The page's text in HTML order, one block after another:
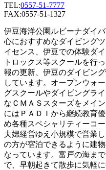
TEL:0557-51-7777
FAX:0557-51-1327
伊豆海洋公園ルビーナダイ
心におすすめなダイビング
イセンス、伊豆での体験ダ
トロックス等スクールを行
報の更新、伊豆のダイビン
しています。オープンウォ
グスクールやダイビングラ
なＣＭＡＳスターズをメイ
にはＰＡＤＩから継続教育
め各種スペシャリティーコ
夫婦経営ゆえ小規模で営業
の方が宿泊できるように建
なっています。富戸の海ま
で、早朝起きて散歩に気軽